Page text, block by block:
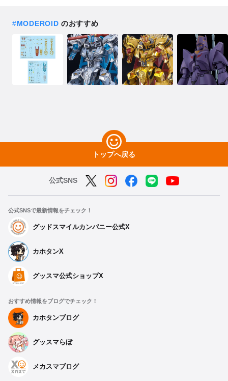
#MODEROID のおすすめ
トップへ戻る
公式SNS
公式SNSで最新情報をチェック！
グッドスマイルカンパニー公式X
カホタンX
グッスマ公式ショップX
おすすめ情報をブログでチェック！
カホタンブログ
グッスマらぼ
メカスマブログ